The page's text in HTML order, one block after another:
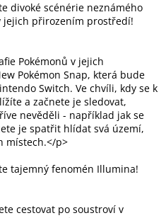
divoké scénérie neznámého
jejich přirozením prostředí!
Pokémonů v jejich
Pokémon Snap, která bude
Switch. Ve chvíli, kdy se k
a začnete je sledovat,
nevěděli - například jak se
je spatřit hlídat svá území,
místech.</p>
tajemný fenomén Illumina!
cestovat po soustroví v